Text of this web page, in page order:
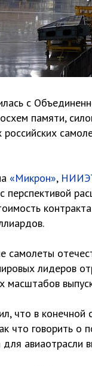
с
памяти,
«Микрон»,
самолеты
лидеров
масштабов
что в конечной
что говорить
авиаотрасли